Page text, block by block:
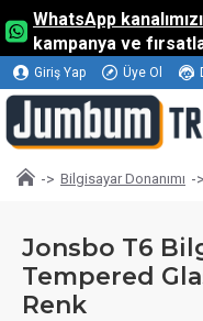
WhatsApp kanalımızı
kampanya ve
Giriş Yap Üye Ol
Bilgisayar Donanımı
Jonsbo T6
Tempered
Renk